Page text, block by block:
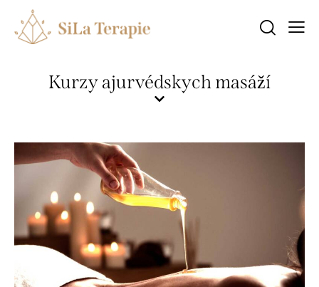
Kurzy ajurvédskych masáží